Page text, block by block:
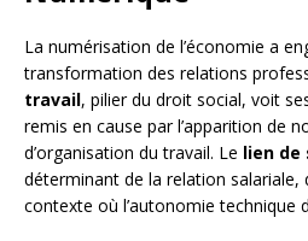
La numérisation de l’économie a
transformation des relations
travail, pilier du droit social, voit
remis en cause par l’apparition de
d’organisation du travail. Le lien de
déterminant de la relation salariale,
contexte où l’autonomie technique